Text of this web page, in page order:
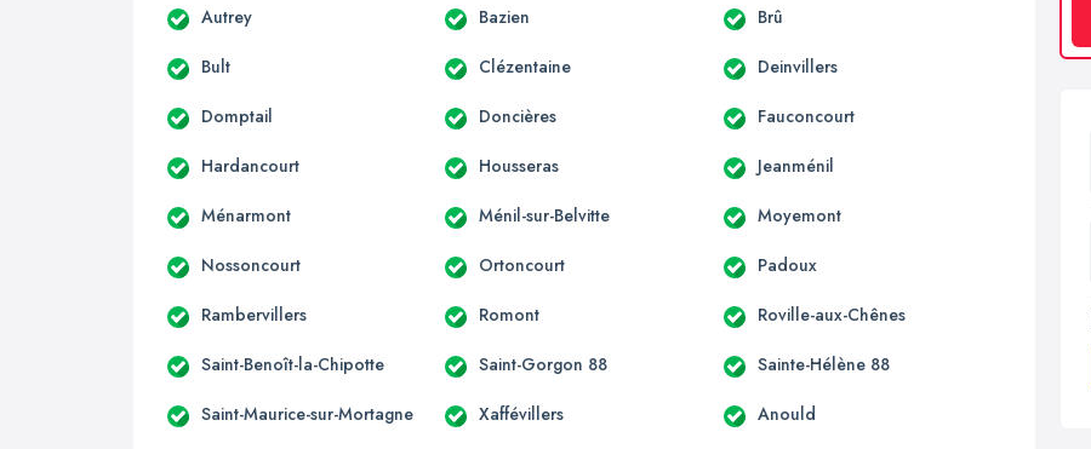
Autrey Bazien Brû
Bult Clézentaine Deinvillers
Domptail Doncières Fauconcourt
Hardancourt Housseras Jeanménil
Ménarmont Ménil-sur-Belvitte Moyemont
Nossoncourt Ortoncourt Padoux
Rambervillers Romont Roville-aux-Chênes
Saint-Benoît-la-Chipotte Saint-Gorgon 88 Sainte-Hélène 88
Saint-Maurice-sur-Mortagne Xaffévillers Anould